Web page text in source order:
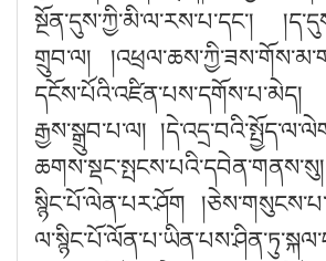
སྔོན་དུས་ཀྱི་མི་ལ་རས་པ་དང༌།
གྲུབ་ལ།
རྒྱས་སྒྲུབ་པ་ལ།
སྙིང་པོ་ལེན་པར་ཤོག